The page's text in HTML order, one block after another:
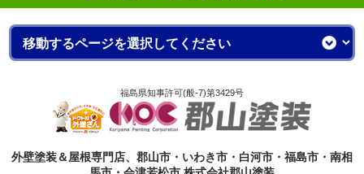
福島県知事許可(般-7)第3429号
外壁塗装＆屋根専門店、郡山市・いわき市・白河市・福島市・南相